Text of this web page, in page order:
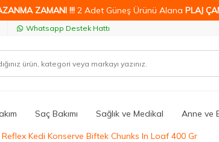
ZAMANI !!! 2 Adet Güneş Ürünü Alana PLAJ
Whatsapp Destek Hattı
Saç Bakımı Sağlık ve Medikal Anne ve
Reflex Kedi Konserve Biftek Chunks In Loaf 400 Gr